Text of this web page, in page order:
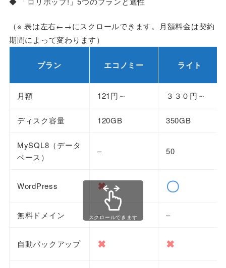
（※ 表は左右←→にスクロールできます。月額料金は契約
期間によって変わります）
プラン エコノミー ライト
月額 121円～ ３３０円～
ディスク容量 120GB 350GB
MySQL8（データ
ベース）
– 50
WordPress ✖ 〇
無料ドメイン – –
自動バックアップ ✖ ✖
スクロールできます